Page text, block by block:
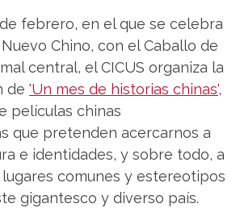
febrero, en el que se celebra
Chino, con el Caballo de
central, el CICUS organiza la
de 'Un mes de historias chinas',
películas chinas
que pretenden acercarnos a
e identidades, y sobre todo, a
comunes y estereotipos
gigantesco y diverso país.